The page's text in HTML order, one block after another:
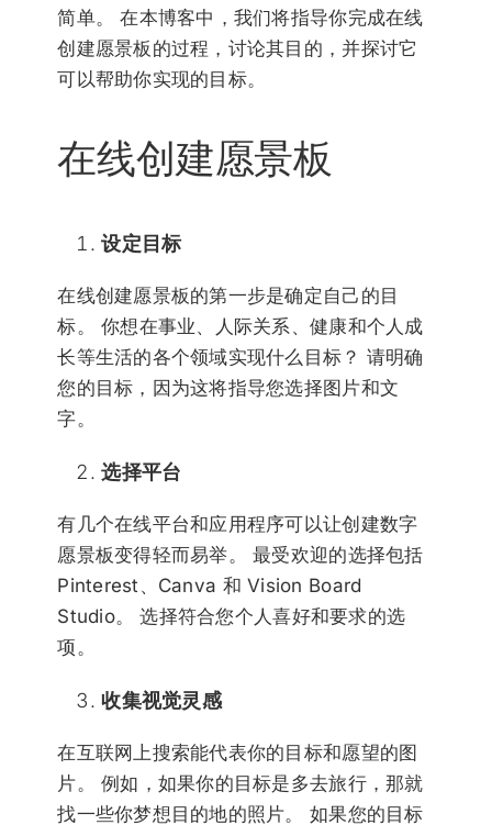
简单。 在本博客中，我们将指导你完成在线
创建愿景板的过程，讨论其目的，并探讨它
可以帮助你实现的目标。
在线创建愿景板
设定目标
在线创建愿景板的第一步是确定自己的目
标。 你想在事业、人际关系、健康和个人成
长等生活的各个领域实现什么目标？ 请明确
您的目标，因为这将指导您选择图片和文
字。
选择平台
有几个在线平台和应用程序可以让创建数字
愿景板变得轻而易举。 最受欢迎的选择包括
Pinterest、Canva 和 Vision Board
Studio。 选择符合您个人喜好和要求的选
项。
收集视觉灵感
在互联网上搜索能代表你的目标和愿望的图
片。 例如，如果你的目标是多去旅行，那就
找一些你梦想目的地的照片。 如果您的目标